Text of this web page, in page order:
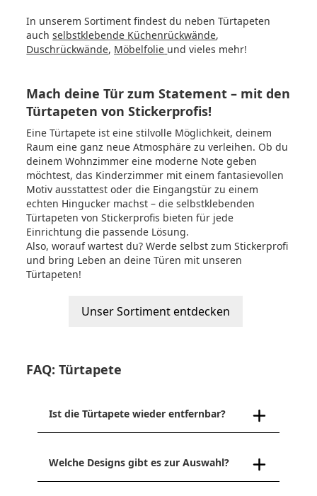
In unserem Sortiment findest du neben Türtapeten
auchselbstklebende Küchenrückwände,
Duschrückwände, Möbelfolie und vieles mehr!
Mach deine Tür zum Statement – mit den
Türtapeten von Stickerprofis!
Eine Türtapete ist eine stilvolle Möglichkeit, deinem
Raum eine ganz neue Atmosphäre zu verleihen. Ob du
deinem Wohnzimmer eine moderne Note geben
möchtest, das Kinderzimmer mit einem fantasievollen
Motiv ausstattest oder die Eingangstür zu einem
echten Hingucker machst – die selbstklebenden
Türtapeten vonStickerprofis bieten für jede
Einrichtung die passende Lösung.
Also, worauf wartest du? Werde selbst zum Stickerprofi
und bring Leben an deine Türen mit unseren
Türtapeten!
Unser Sortiment entdecken
FAQ: Türtapete
Ist die Türtapete wieder entfernbar?
Welche Designs gibt es zur Auswahl?